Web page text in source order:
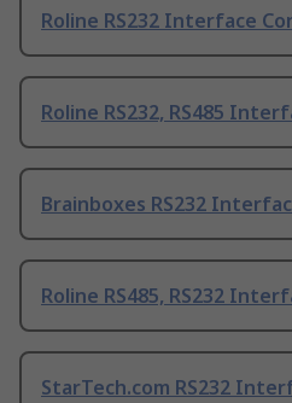
Roline RS232 Interface
Roline RS232, RS485
Brainboxes RS232
Roline RS485, RS232
StarTech.com RS232